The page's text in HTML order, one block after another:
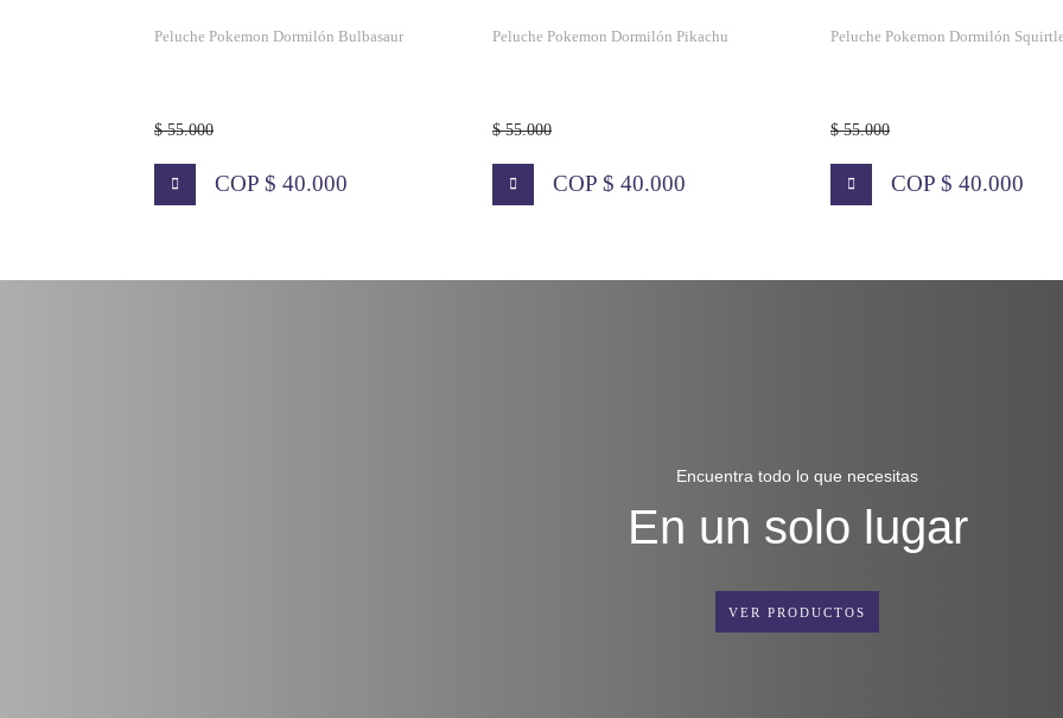
Peluche Pokemon Dormilón Bulbasaur
$ 55.000
COP $ 40.000
Peluche Pokemon Dormilón Pikachu
$ 55.000
COP $ 40.000
Peluche Pokemon Dormilón
$ 55.000
COP $ 40.000
Encuentra todo lo que necesitas
En un solo lugar
VER PRODUCTOS